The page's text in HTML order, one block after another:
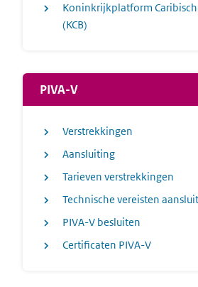
Koninkrijkplatform
(KCB)
PIVA-V
Verstrekkingen
Aansluiting
Tarieven verstrekkingen
Technische vereisten
PIVA-V besluiten
Certificaten PIVA-V